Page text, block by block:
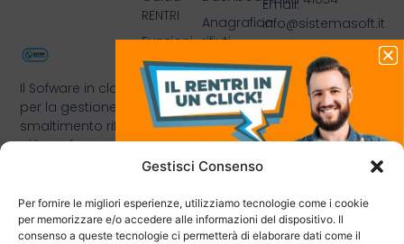
Gestisci Consenso
Per fornire le migliori esperienze, utilizziamo tecnologie come i cookie
per memorizzare e/o accedere alle informazioni del dispositivo. Il
consenso a queste tecnologie ci permetterà di elaborare dati come il
Il Sofware in cloud
per la gestione e
smaltimento rifiuti
già conforme al
Anagrafica
rifiuti
Formulari
rifiuti
online
xFIR
carico e
MUD
automatico
RENTRI
Funzioni
software
rifiuti
Prezzi
RentriBlog
Contatti
Email:
info@sistemasoft.it
0535421599